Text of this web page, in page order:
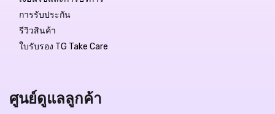
การรับประกัน
รีวิวสินค้า
ใบรับรอง TG Take Care
ศูนย์ดูแลลูกค้า